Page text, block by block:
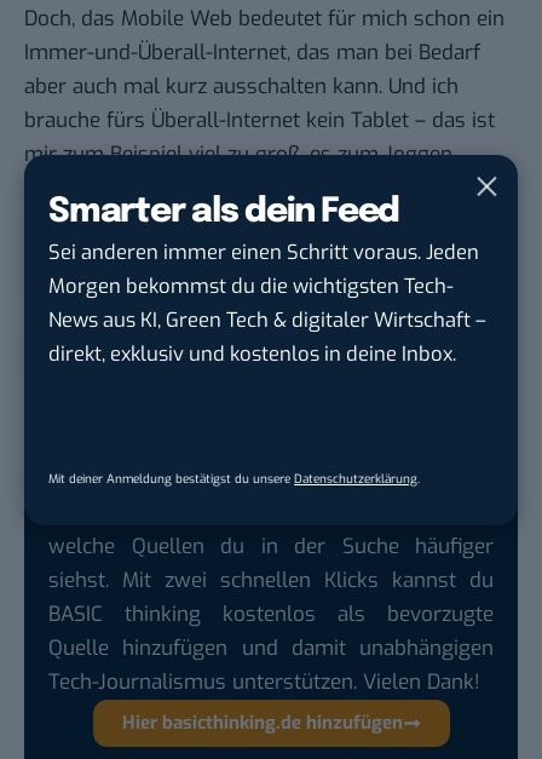
Smarter als dein Feed
Sei anderen immer einen Schritt voraus. Jeden
Morgen bekommst du die wichtigsten Tech-
News aus KI, Green Tech & digitaler Wirtschaft –
direkt, exklusiv und kostenlos in deine Inbox.
Mit deiner Anmeldung bestätigst du unsere Datenschutzerklärung.
Doch, das Mobile Web bedeutet für mich schon ein
Immer-und-Überall-Internet, das man bei Bedarf
aber auch mal kurz ausschalten kann. Und ich
brauche fürs Überall-Internet kein Tablet – das ist
mir zum Beispiel viel zu groß, es zum Joggen
mitzunehmen, während ich da durchaus mal das
Smartphone mitnehme, um per GPS-App meine
Laufdaten und mein Training für den nächsten
Marathon zu erfassen.
Der NewsletterMobilbranche.deerscheint täglich
um 13 Uhr. Ein Crossposting des Topthemas gibt es
welche Quellen du in der Suche häufiger
siehst. Mit zwei schnellen Klicks kannst du
BASIC thinking kostenlos als bevorzugte
Quelle hinzufügen und damit unabhängigen
Tech-Journalismus unterstützen. Vielen Dank!
Hier basicthinking.de hinzufügen